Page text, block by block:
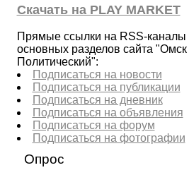
Скачать на PLAY MARKET
Прямые ссылки на RSS-каналы
основных разделов сайта "Омск
Политический":
Подписаться на новости
Подписаться на публикации
Подписаться на дневник
Подписаться на объявления
Подписаться на форум
Подписаться на фотографии
Опрос